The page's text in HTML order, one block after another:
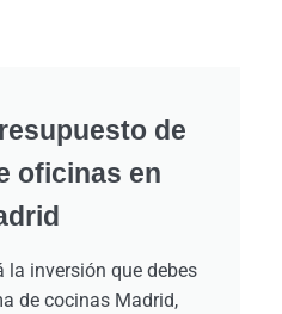
de
oficinas en
la inversión que debes
de cocinas Madrid,